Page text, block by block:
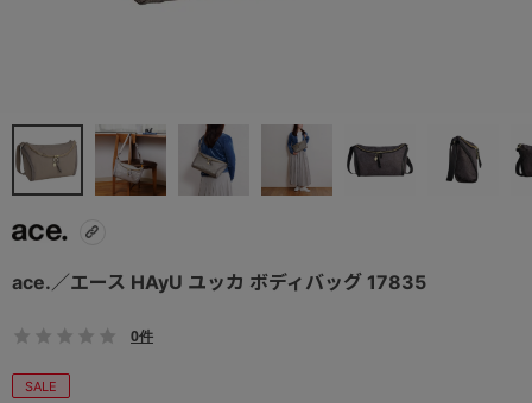
ace.／エース HAyU ユッカ ボディバッグ 17835
0件
SALE